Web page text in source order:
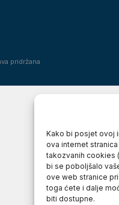
Kako bi posjet ovoj
ova internet
takozvanih cookies
bi se poboljšalo
ove web stranice
toga ćete i dalje
biti dostupne.
pridržana